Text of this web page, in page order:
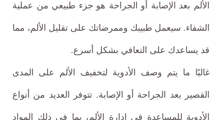
الألم بعد الإصابة أو الجراحة هو جزء طبيعي من عملية
الشفاء. سيعمل طبيبك وممرضاتك على تقليل الألم، مما
قد يساعدك على التعافي بشكل أسرع.
غالبًا ما يتم وصف الأدوية لتخفيف الألم على المدى
القصير بعد الجراحة أو الإصابة. تتوفر العديد من أنواع
الأدوية للمساعدة في إدارة الألم، بما في ذلك المواد